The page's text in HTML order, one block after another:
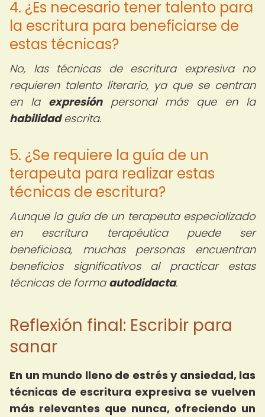
4. ¿Es necesario tener talento para
la escritura para beneficiarse de
estas técnicas?
No, las técnicas de escritura expresiva no
requieren talento literario, ya que se centran
en la expresiónpersonal más que en la
habilidadescrita.
5. ¿Se requiere la guía de un
terapeuta para realizar estas
técnicas de escritura?
Aunque la guía de un terapeuta especializado
en escritura terapéutica puede ser
beneficiosa, muchas personas encuentran
beneficios significativos al practicar estas
técnicas de forma autodidacta.
Reflexión final: Escribir para
sanar
En un mundo lleno de estrés y ansiedad, las
técnicas de escritura expresiva se vuelven
más relevantes que nunca, ofreciendo un